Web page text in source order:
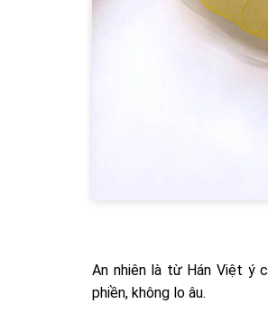
An nhiên là từ Hán Việt ý
phiền, không lo âu.